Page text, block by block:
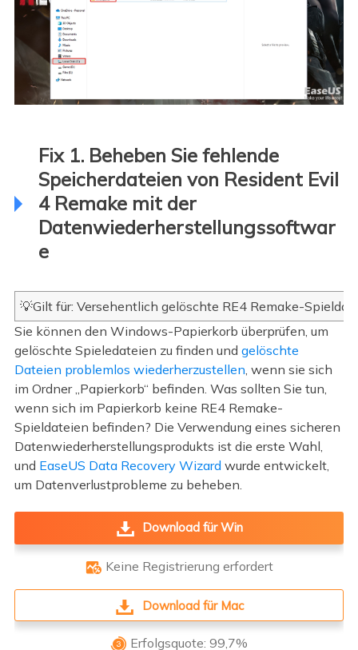
Fix 1. Beheben Sie fehlende
Speicherdateien von Resident Evil
4 Remake mit der
Datenwiederherstellungssoftwar
e
💡Gilt für: Versehentlich gelöschte RE4 Remake-
Sie können den Windows-Papierkorb überprüfen, um
gelöschte Spieledateien zu finden und gelöschte
Dateien problemlos wiederherzustellen , wenn sie sich
im Ordner „Papierkorb“ befinden. Was sollten Sie tun,
wenn sich im Papierkorb keine RE4 Remake-
Spieldateien befinden? Die Verwendung eines sicheren
Datenwiederherstellungsprodukts ist die erste Wahl,
und EaseUS Data Recovery Wizard wurde entwickelt,
um Datenverlustprobleme zu beheben.
Download für Win
 Keine Registrierung erfordert
Download für Mac
 Erfolgsquote: 99,7%